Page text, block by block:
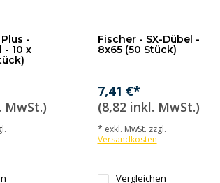
-
- 10 x
MwSt.)
Fischer - SX-Dübel -
8x65 (50 Stück)
7,41 €*
(8,82 inkl. MwSt.)
* exkl. MwSt. zzgl.
Versandkosten
Vergleichen